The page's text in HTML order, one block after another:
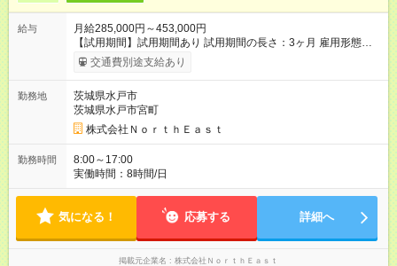
給与
月給285,000円～453,000円
【試用期間】試用期間あり 試用期間の長さ：3ヶ月 雇用形態、
給与は本採用時と同じです。
交通費別途支給あり
勤務地
茨城県水戸市
茨城県水戸市宮町
株式会社ＮｏｒｔｈＥａｓｔ
勤務時間
8:00～17:00
実働時間：8時間/日
気になる！ 応募する 詳細へ
掲載元企業名 株式会社ＮｏｒｔｈＥａｓｔ